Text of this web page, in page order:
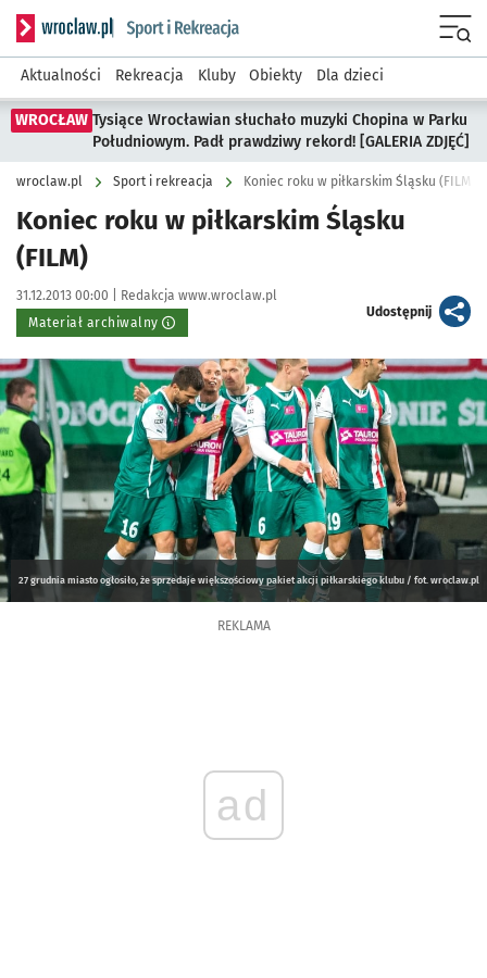
Serwis informacyjny wroclaw.pl podserwis: Sport i rekreacja
Aktualności Rekreacja Kluby Obiekty Dla dzieci
WROCŁAW Tysiące Wrocławian słuchało muzyki Chopina w Parku
Południowym. Padł prawdziwy rekord! [GALERIA ZDJĘĆ]
wroclaw.pl Sport i rekreacja Koniec roku w piłkarskim Śląsku (FILM)
Koniec roku w piłkarskim Śląsku
(FILM)
Data publikacji:
31.12.2013 00:00 | Autor:
Redakcja www.wroclaw.pl
Materiał archiwalny
Udostępnijartykuł
Kliknij, aby powiększyć
27 grudnia miasto ogłosiło, że sprzedaje większościowy pakiet akcji piłkarskiego klubu / fot. wroclaw.pl
REKLAMA
ad